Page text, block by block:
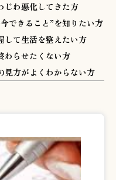
じわ悪化してきた方
できること”を知りたい方
して生活を整えたい方
わらせたくない方
見方がよくわからない方